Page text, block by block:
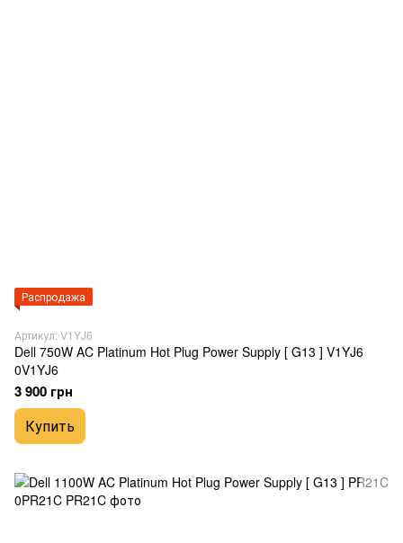
Распродажа
Артикул: V1YJ6
Dell 750W AC Platinum Hot Plug Power Supply [ G13 ] V1YJ6
0V1YJ6
3 900 грн
Купить